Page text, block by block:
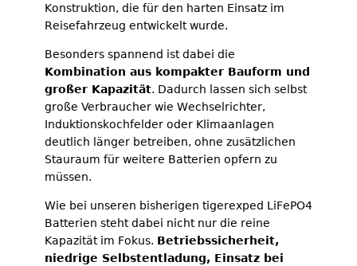
Konstruktion, die für den harten Einsatz im
Reisefahrzeug entwickelt wurde.
Besonders spannend ist dabei die
Kombination aus kompakter Bauform und
großer Kapazität. Dadurch lassen sich selbst
große Verbraucher wie Wechselrichter,
Induktionskochfelder oder Klimaanlagen
deutlich länger betreiben, ohne zusätzlichen
Stauraum für weitere Batterien opfern zu
müssen.
Wie bei unseren bisherigen tigerexped LiFePO4
Batterien steht dabei nicht nur die reine
Kapazität im Fokus. Betriebssicherheit,
niedrige Selbstentladung, Einsatz bei